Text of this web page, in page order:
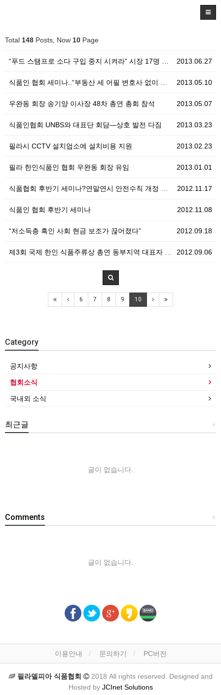
Total 148 Posts, Now 10 Page
2013.06.27
“푸드 스탬프로 소다 구입 중지 시켜라” 시장 17명 …
2013.05.10
식품인 협회 세미나..“부동산 세 어필 변호사 없이 직…
2013.05.07
우완동 회장 송기양 이사장 48차 총연 총회 참석
2013.03.23
식품인협회 UNBS와 대표단 회담—상호 발전 다짐
2013.02.23
필라시 CCTV 설치업소에 설치비용 지원
2013.01.01
필라 한인식품인 협회 우완동 회장 유임
2012.11.17
식품협회 후반기 세미나?연말연시 안전수칙 개정 위생법규…
2012.11.08
식품인 협회 후반기 세미나
2012.09.18
“저소득층 흑인 사회 현금 보조가 끊어졌다”
2012.09.06
제3회 국제 한인 식품주류상 총연 동부지역 대표자 대회…
6 7 8 9 10
Category
공지사항
협회소식
국내외 소식
+
최근글
글이 없습니다.
+
Comments
글이 없습니다.
이용안내 문의하기 PC버전
필라델피아 식품협회
2018 All rights reserved. Designed and
Hosted by JCInet Solutions